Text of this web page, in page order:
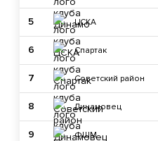
5 ЦСКА
6 Спартак
7 Советский район
8 Динамовец
9 ФШМ